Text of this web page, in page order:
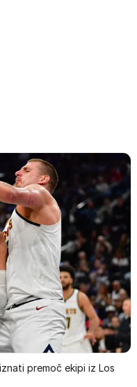
premoč ekipi iz Los